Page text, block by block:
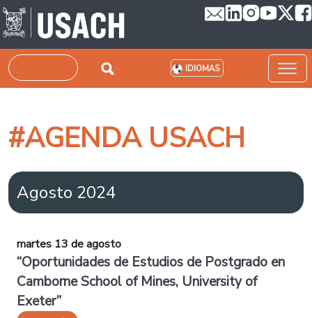
Pasar al contenido principal
Buscar IDIOMAS
#AGENDA USACH
Agosto 2024
martes 13 de agosto
“Oportunidades de Estudios de Postgrado en
Camborne School of Mines, University of
Exeter”